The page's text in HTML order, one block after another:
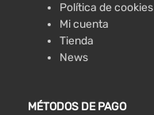
Política de cookies
Mi cuenta
Tienda
News
MÉTODOS DE PAGO